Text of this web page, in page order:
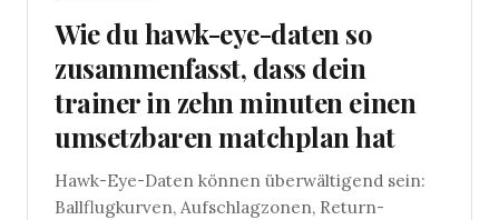
Wie du hawk-eye-daten so
zusammenfasst, dass dein
trainer in zehn minuten einen
umsetzbaren matchplan hat
Hawk-Eye-Daten können überwältigend sein:
Ballflugkurven, Aufschlagzonen, Return-